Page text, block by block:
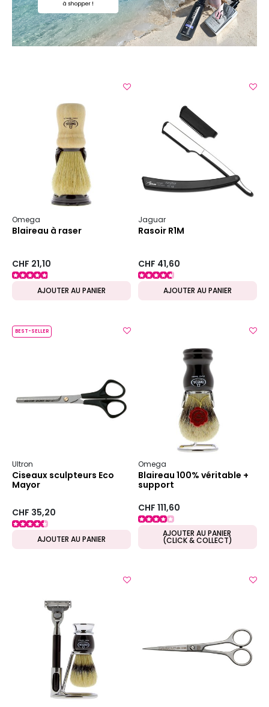
Omega
Blaireau à raser
CHF 21,10
AJOUTER AU PANIER
Jaguar
Rasoir R1M
CHF 41,60
AJOUTER AU PANIER
BEST-SELLER
Ultron
Ciseaux sculpteurs Eco
Mayor
CHF 35,20
AJOUTER AU PANIER
Omega
Blaireau 100% véritable +
support
CHF 111,60
AJOUTER AU PANIER
(CLICK & COLLECT)